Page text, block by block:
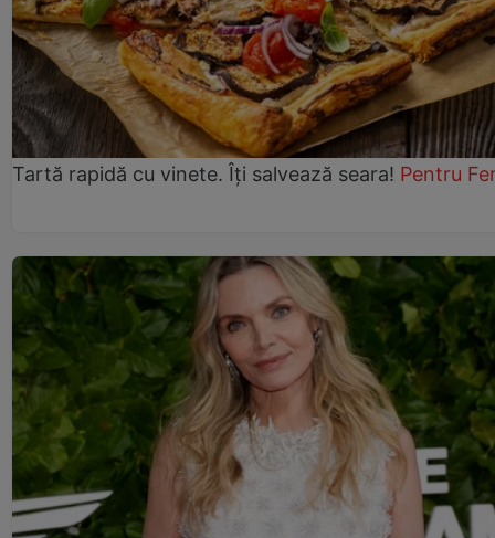
Tartă rapidă cu vinete. Îți salvează seara! Pentru